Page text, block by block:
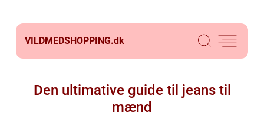
VILDMEDSHOPPING.dk
Den ultimative guide til jeans til
mænd